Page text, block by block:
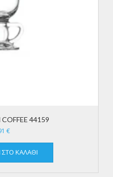
44159
€
ΚΑΛΆΘΙ